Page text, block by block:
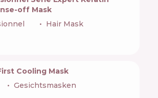
off Mask
Hair Mask
Cooling Mask
Gesichtsmasken